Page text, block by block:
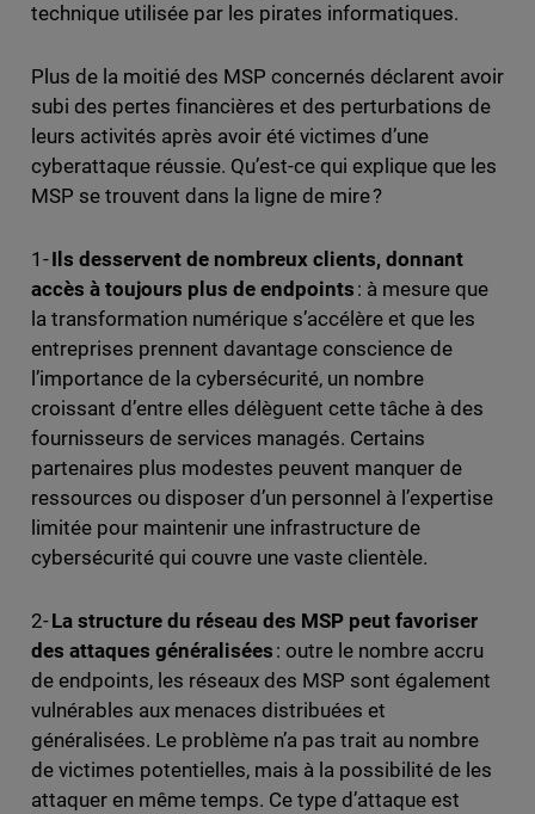
technique utilisée par les pirates informatiques.
Plus de la moitié des MSP concernés déclarent avoir
subi des pertes financières et des perturbations de
leurs activités après avoir été victimes d’une
cyberattaque réussie. Qu’est-ce qui explique que les
MSP se trouvent dans la ligne de mire ?
1-Ils desservent de nombreux clients, donnant
accès à toujours plus de endpoints : à mesure que
la transformation numérique s’accélère et que les
entreprises prennent davantage conscience de
l’importance de la cybersécurité, un nombre
croissant d’entre elles délèguent cette tâche à des
fournisseurs de services managés. Certains
partenaires plus modestes peuvent manquer de
ressources ou disposer d’un personnel à l’expertise
limitée pour maintenir une infrastructure de
cybersécurité qui couvre une vaste clientèle.
2-La structure du réseau des MSP peut favoriser
des attaques généralisées : outre le nombre accru
de endpoints, les réseaux des MSP sont également
vulnérables aux menaces distribuées et
généralisées. Le problème n’a pas trait au nombre
de victimes potentielles, mais à la possibilité de les
attaquer en même temps. Ce type d’attaque est